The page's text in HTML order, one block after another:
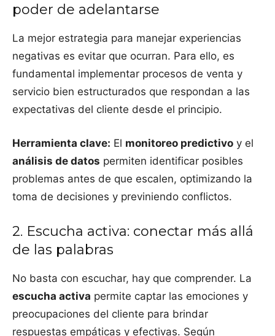
poder de adelantarse
La mejor estrategia para manejar experiencias
negativas es evitar que ocurran. Para ello, es
fundamental implementar procesos de venta y
servicio bien estructurados que respondan a las
expectativas del cliente desde el principio.
Herramienta clave: El monitoreo predictivo y el
análisis de datos permiten identificar posibles
problemas antes de que escalen, optimizando la
toma de decisiones y previniendo conflictos.
2. Escucha activa: conectar más allá
de las palabras
No basta con escuchar, hay que comprender. La
escucha activa permite captar las emociones y
preocupaciones del cliente para brindar
respuestas empáticas y efectivas. Según